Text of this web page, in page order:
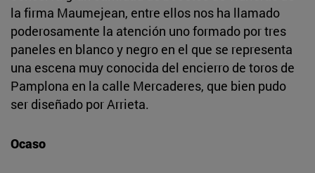
la firma Maumejean, entre ellos nos ha llamado
poderosamente la atención uno formado por tres
paneles en blanco y negro en el que se representa
una escena muy conocida del encierro de toros de
Pamplona en la calle Mercaderes, que bien pudo
ser diseñado por Arrieta.
Ocaso